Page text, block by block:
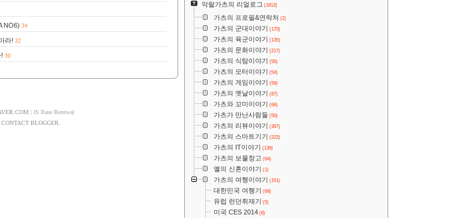
NO6) 34
라! 32
30
| IS Base Renewal
BLOGGER.
악랄가츠의 리얼로그 (1813)
가츠의 프로필&연락처 (2)
가츠의 군대이야기 (170)
가츠의 육군이야기 (135)
가츠의 문화이야기 (217)
가츠의 식탐이야기 (56)
가츠의 모터이야기 (54)
가츠의 게임이야기 (59)
가츠의 옛날이야기 (87)
가츠와 꼬미이야기 (66)
가츠가 만난사람들 (56)
가츠의 리뷰이야기 (307)
가츠의 스마트기기 (222)
가츠의 IT이야기 (139)
가츠의 보물창고 (64)
옐의 신혼이야기 (1)
가츠의 여행이야기 (151)
대한민국 여행기 (68)
유럽 런던취재기 (5)
미국 CES 2014 (8)